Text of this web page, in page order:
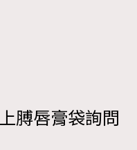
膊唇膏袋詢問